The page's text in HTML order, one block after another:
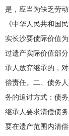
是，应当为缺乏劳
《中华人民共和国
实长沙要债际价值
过遗产实际价值部
承人放弃继承的，
偿责任。二、债务
务的追讨方式：债
继承人要求清偿债
要在遗产范围内清